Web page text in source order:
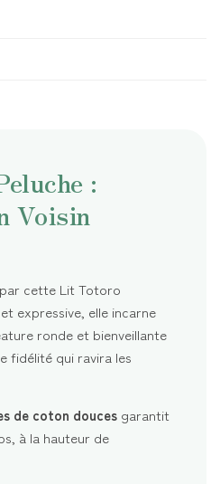
:
Voisin
cette Lit Totoro
expressive, elle incarne
ronde et bienveillante
fidélité qui ravira les
de coton douces garantit
à la hauteur de